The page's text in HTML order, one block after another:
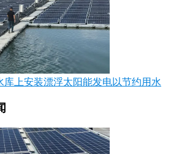
库上安装漂浮太阳能发电以节约用水